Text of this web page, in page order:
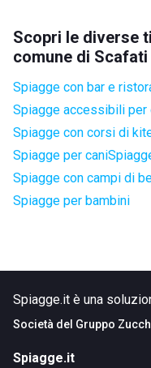
Scopri le diverse
comune di Scafati
Spiagge con bar e
Spiagge accessibili
Spiagge con corsi di
Spiagge per cani
Spiagge con campi di
Spiagge per bambini
Spiagge.it è una
Società del Gruppo
Spiagge.it